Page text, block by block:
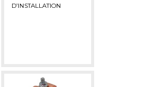
D’INSTALLATION